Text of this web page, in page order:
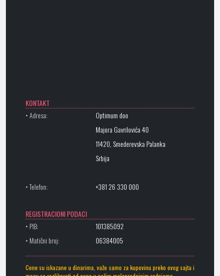
KONTAKT
• Adresa:
Optimum doo
Majora Gavrilovića 40
11420, Smederevska Palanka
Srbija
• Telefon: +381 26 330 000
REGISTRACIONI PODACI
• PIB:
101385092
• Matični broj:
06384005
Cene su iskazane u dinarima, važe samo za kupovinu preko ovog sajta i